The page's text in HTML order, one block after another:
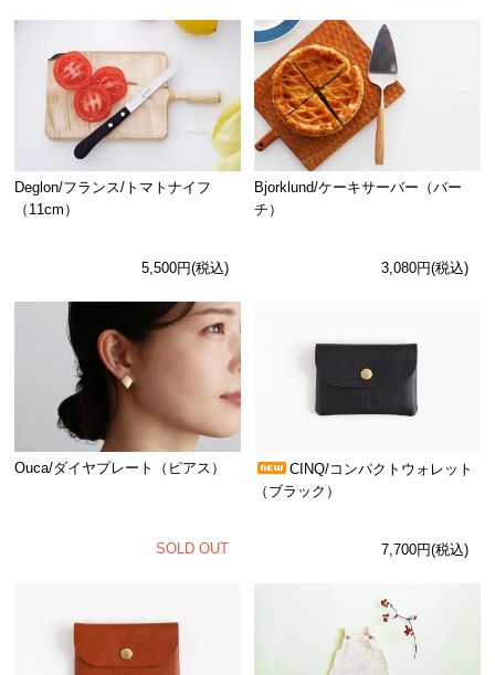
Deglon/フランス/トマトナイフ
（11cm）
5,500円(税込)
Bjorklund/ケーキサーバー（バー
チ）
3,080円(税込)
Ouca/ダイヤプレート（ピアス）
SOLD OUT
CINQ/コンパクトウォレット
（ブラック）
7,700円(税込)